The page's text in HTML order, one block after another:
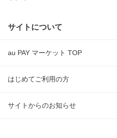
サイトについて
au PAY マーケット TOP
はじめてご利用の方
サイトからのお知らせ